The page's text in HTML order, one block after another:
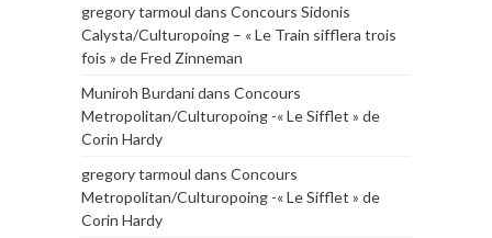
gregory tarmoul dans Concours Sidonis
Calysta/Culturopoing – « Le Train sifflera trois
fois » de Fred Zinneman
Muniroh Burdanidans Concours
Metropolitan/Culturopoing -« Le Sifflet » de
Corin Hardy
gregory tarmoul dans Concours
Metropolitan/Culturopoing -« Le Sifflet » de
Corin Hardy